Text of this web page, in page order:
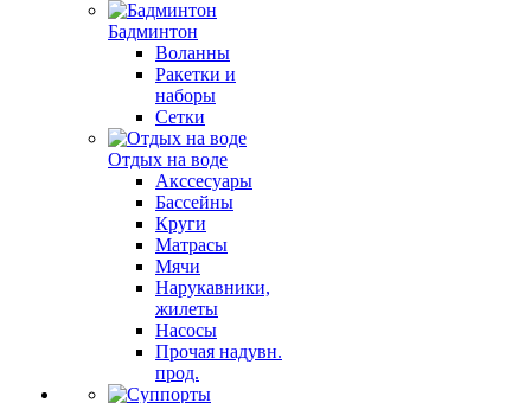
Бадминтон
Воланны
Ракетки и
наборы
Сетки
Отдых на воде
Акссесуары
Бассейны
Круги
Матрасы
Мячи
Нарукавники,
жилеты
Насосы
Прочая надувн.
прод.